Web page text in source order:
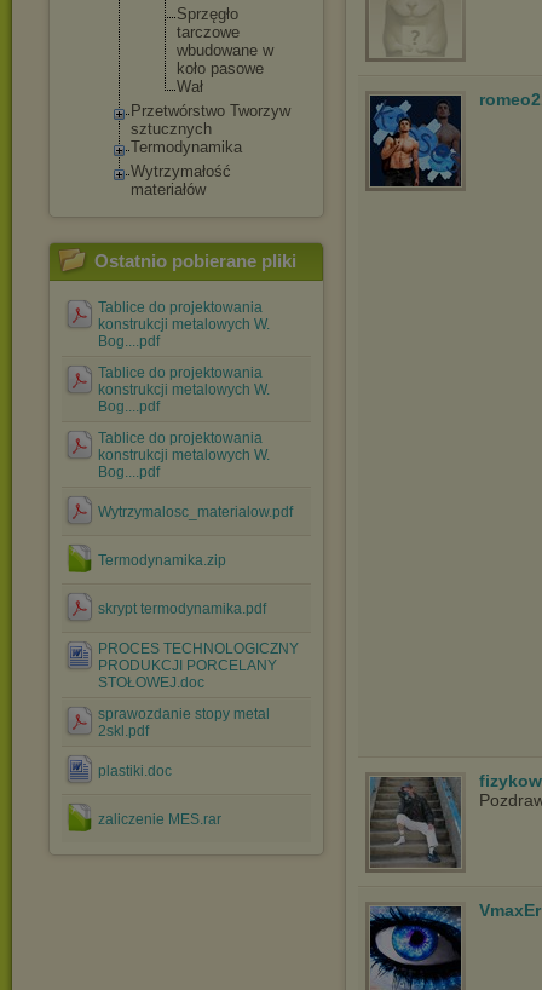
Sprzęgło
tarczowe
wbudowane w
koło pasowe
Wał
Przetwórstwo Tworzyw
sztucznych
Termodynamika
Wytrzymałość
materiałów
Ostatnio pobierane pliki
Tablice do projektowania
konstrukcji metalowych W.
Bog....pdf
Tablice do projektowania
konstrukcji metalowych W.
Bog....pdf
Tablice do projektowania
konstrukcji metalowych W.
Bog....pdf
Wytrzymalosc_materialow.pdf
Termodynamika.zip
skrypt termodynamika.pdf
PROCES TECHNOLOGICZNY
PRODUKCJI PORCELANY
STOŁOWEJ.doc
sprawozdanie stopy metal
2skl.pdf
plastiki.doc
zaliczenie MES.rar
VmaxEr